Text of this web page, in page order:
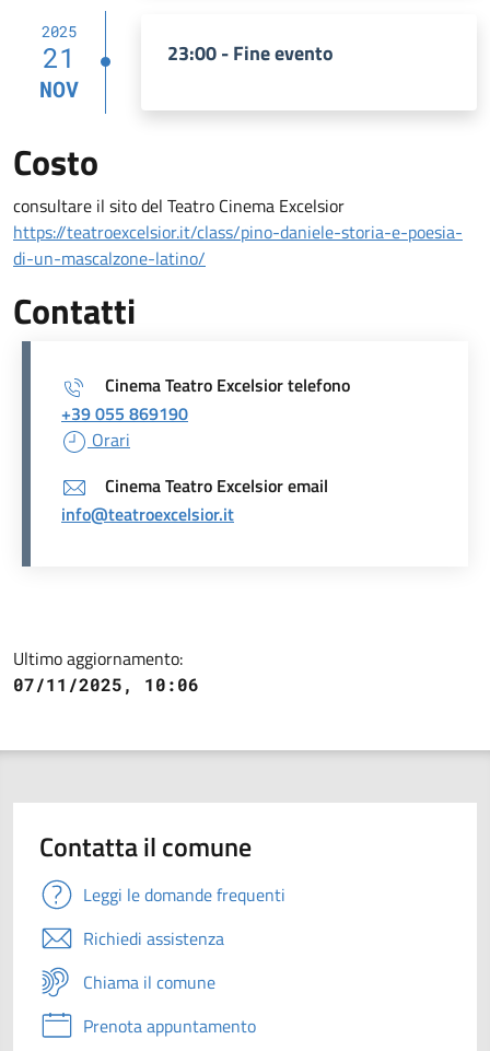
2025
21
NOV
23:00 - Fine evento
Costo
consultare il sito del Teatro Cinema Excelsior
https://teatroexcelsior.it/class/pino-daniele-storia-e-poesia-
di-un-mascalzone-latino/
Contatti
Cinema Teatro Excelsior telefono
+39 055 869190
Orari
Cinema Teatro Excelsior email
info@teatroexcelsior.it
Ultimo aggiornamento:
07/11/2025, 10:06
Contatta il comune
Leggi le domande frequenti
Richiedi assistenza
Chiama il comune
Prenota appuntamento